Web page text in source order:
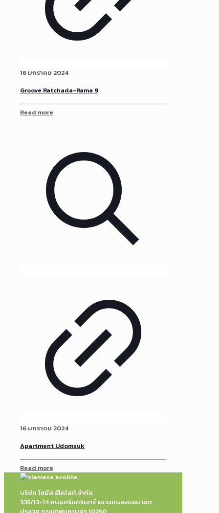
16 มกราคม 2024
Groove Ratchada-Rama 9
Read more
16 มกราคม 2024
Apartment Udomsuk
Read more
บริษัท ไซมีส อีโคไลท์ จำกัด
335/13-14 ถนนศรีนครินทร์ แขวงหนองบอน เขต